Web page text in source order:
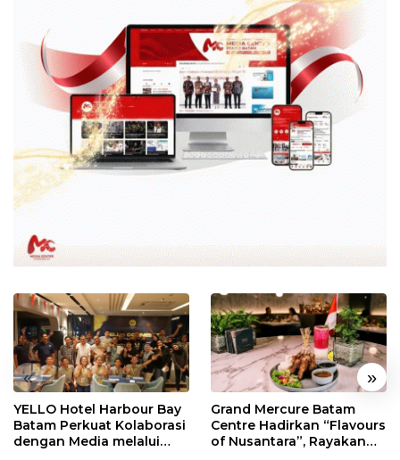
« »
YELLO Hotel Harbour Bay
Batam Perkuat Kolaborasi
dengan Media melalui
Grand Mercure Batam
Centre Hadirkan “Flavours
of Nusantara”, Rayakan